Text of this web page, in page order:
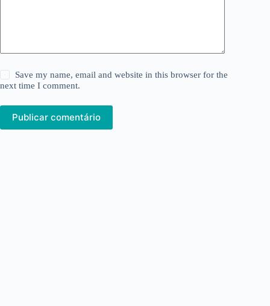
Save my name, email and website in this browser for the
next time I comment.
Publicar comentário